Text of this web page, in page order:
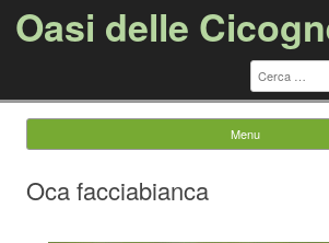
Oasi delle
Menu
Oca facciabianca